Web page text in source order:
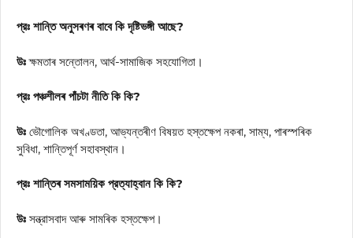
প্রঃ শান্তি অনুসৰণৰ বাবে কি দৃষ্টিভঙ্গী আছে?
উঃক্ষমতাৰ সন্তোলন, আর্থ-সামাজিক সহযোগিতা।
প্রঃ পঞ্চশীলৰ পাঁচটা নীতি কি কি?
উঃ ভৌগোলিক অখণ্ডতা, আভ্যন্তৰীণ বিষয়ত হস্তক্ষেপ নকৰা, সাম্য, পাৰস্পৰিক
সুবিধা, শান্তিপূর্ণ সহাবস্থান।
প্রঃ শান্তিৰ সমসাময়িক প্রত্যাহ্বান কি কি?
উঃ সন্ত্রাসবাদ আৰু সামৰিক হস্তক্ষেপ।